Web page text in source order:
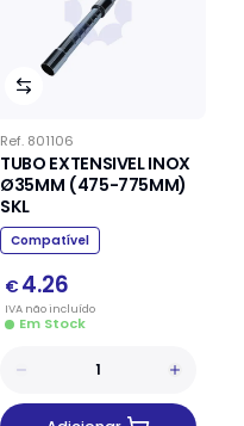
Ref. 801106
TUBO EXTENSIVEL INOX
Ø35MM (475-775MM)
SKL
Compatível
€ 4.26
IVA nãoincluído
Em Stock